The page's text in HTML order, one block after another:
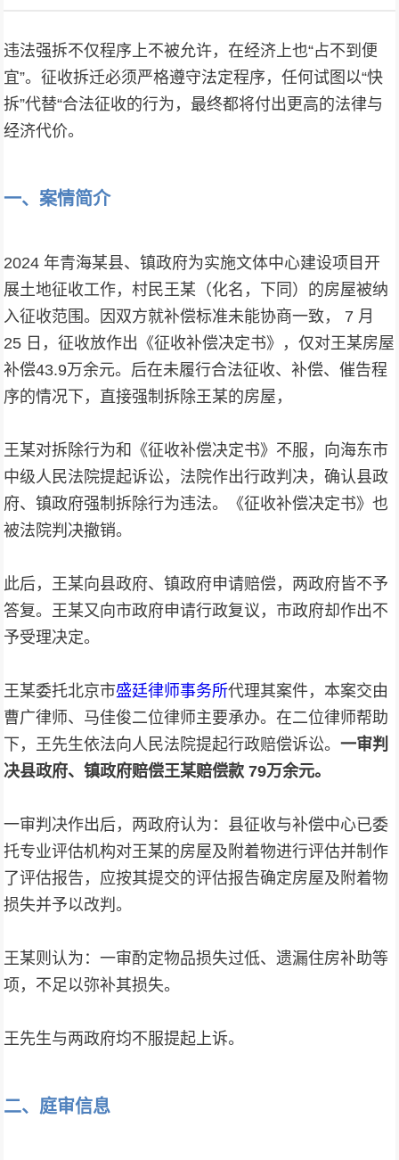
违法强拆不仅程序上不被允许，在经济上也“占不到便
宜”。征收拆迁必须严格遵守法定程序，任何试图以“快
拆”代替“合法征收的行为，最终都将付出更高的法律与
经济代价。
一、案情简介
2024 年青海某县、镇政府为实施文体中心建设项目开
展土地征收工作，村民王某（化名，下同）的房屋被纳
入征收范围。因双方就补偿标准未能协商一致， 7 月
25 日，征收放作出《征收补偿决定书》，仅对王某房屋
补偿43.9万余元。后在未履行合法征收、补偿、催告程
序的情况下，直接强制拆除王某的房屋，
王某对拆除行为和《征收补偿决定书》不服，向海东市
中级人民法院提起诉讼，法院作出行政判决，确认县政
府、镇政府强制拆除行为违法。《征收补偿决定书》也
被法院判决撤销。
此后，王某向县政府、镇政府申请赔偿，两政府皆不予
答复。王某又向市政府申请行政复议，市政府却作出不
予受理决定。
王某委托北京市盛廷律师事务所代理其案件，本案交由
曹广律师、马佳俊二位律师主要承办。在二位律师帮助
下，王先生依法向人民法院提起行政赔偿诉讼。一审判
决县政府、镇政府赔偿王某赔偿款 79万余元。
一审判决作出后，两政府认为：县征收与补偿中心已委
托专业评估机构对王某的房屋及附着物进行评估并制作
了评估报告，应按其提交的评估报告确定房屋及附着物
损失并予以改判。
王某则认为：一审酌定物品损失过低、遗漏住房补助等
项，不足以弥补其损失。
王先生与两政府均不服提起上诉。
二、庭审信息